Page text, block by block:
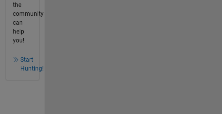
the
community
can
help
you!
Start
Hunting!